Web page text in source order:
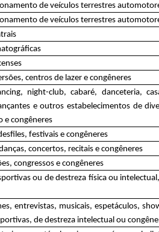
de veículos terrestres
de veículos terrestres
centros de lazer e congêneres
night-club, cabaré, danceteria,
e outros estabelecimentos de
e congêneres
festivais e congêneres
concertos, recitais e congêneres
congressos e congêneres
ou de destreza física ou
entrevistas, musicais, espetáculos,
de destreza intelectual ou